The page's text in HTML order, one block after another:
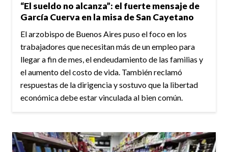
“El sueldo no alcanza”: el fuerte mensaje de
García Cuerva en la misa de San Cayetano
El arzobispo de Buenos Aires puso el foco en los
trabajadores que necesitan más de un empleo para
llegar a fin de mes, el endeudamiento de las familias y
el aumento del costo de vida. También reclamó
respuestas de la dirigencia y sostuvo que la libertad
económica debe estar vinculada al bien común.